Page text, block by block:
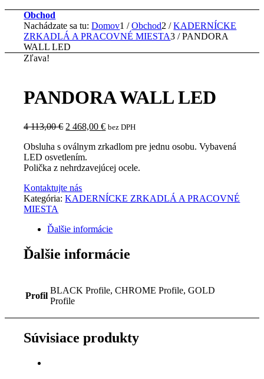
Obchod
Nachádzate sa tu: Domov1 / Obchod2 / KADERNÍCKE
ZRKADLÁ A PRACOVNÉ MIESTA3 / PANDORA
WALL LED
Zľava!
PANDORA WALL LED
4 113,00€ Pôvodná
bola:
4
113,00 €.
2 468,00€Aktuálna
je:
468,00 €.
bez DPH
Obsluha s oválnym zrkadlom pre jednu osobu. Vybavená
LED osvetlením.
Polička z nehrdzavejúcej ocele.
Kontaktujte nás
Kategória:KADERNÍCKE ZRKADLÁ A PRACOVNÉ
MIESTA
Ďalšie informácie
Ďalšie informácie
Profil
BLACK Profile, CHROME Profile, GOLD
Profile
Súvisiace produkty